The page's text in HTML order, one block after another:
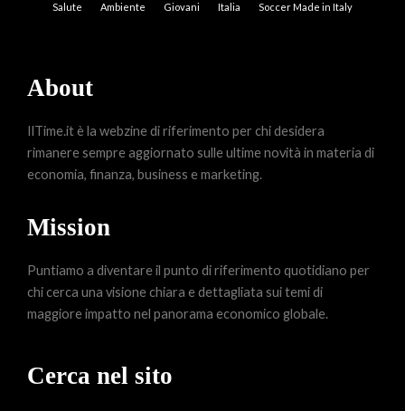
Salute Ambiente Giovani Italia Soccer Made in Italy
About
IlTime.it è la webzine di riferimento per chi desidera
rimanere sempre aggiornato sulle ultime novità in materia di
economia, finanza, business e marketing.
Mission
Puntiamo a diventare il punto di riferimento quotidiano per
chi cerca una visione chiara e dettagliata sui temi di
maggiore impatto nel panorama economico globale.
Cerca nel sito